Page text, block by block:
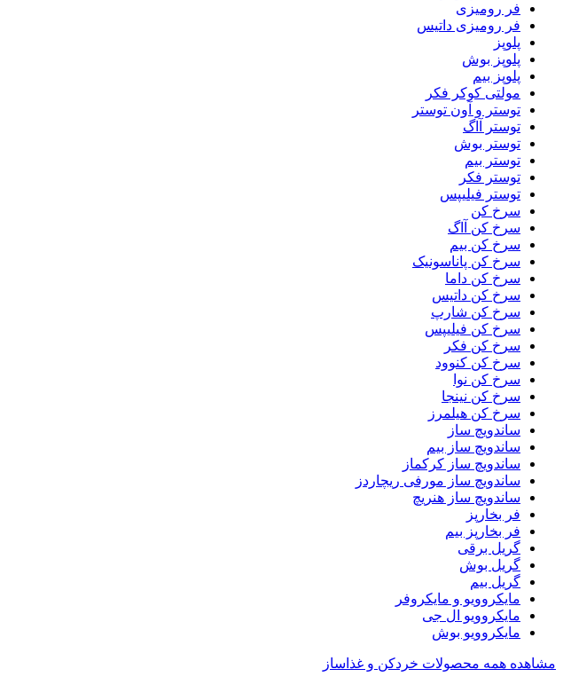
فر رومیزی
فر رومیزی داتیس
پلوپز
پلوپز بوش
پلوپز بیم
مولتی کوکر فکر
توستر و آون توستر
توستر آاگ
توستر بوش
توستر بیم
توستر فکر
توستر فیلیپس
سرخ کن
سرخ کن آاگ
سرخ کن بیم
سرخ کن پاناسونیک
سرخ کن داما
سرخ کن داتیس
سرخ کن شارپ
سرخ کن فیلیپس
سرخ کن فکر
سرخ کن کنوود
سرخ کن نوا
سرخ کن نینجا
سرخ کن هیلمرز
ساندویچ ساز
ساندویچ ساز بیم
ساندویچ ساز کرکماز
ساندویچ ساز مورفی ریچاردز
ساندویچ ساز هنریچ
فر بخارپز
فر بخارپز بیم
گریل برقی
گریل بوش
گریل بیم
مایکروویو و مایکروفر
مایکروویو ال جی
مایکروویو بوش
مشاهده همه محصولات خردکن و غذاساز